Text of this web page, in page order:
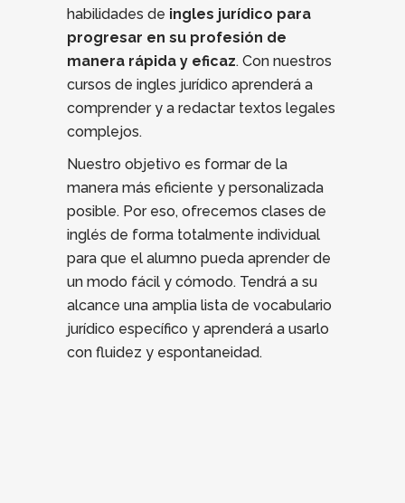
habilidades de ingles jurídico para
progresar en su profesión de
manera rápida y eficaz. Con nuestros
cursos de ingles jurídico aprenderá a
comprender y a redactar textos legales
complejos.
Nuestro objetivo es formar de la
manera más eficiente y personalizada
posible. Por eso, ofrecemos clases de
inglés de forma totalmente individual
para que el alumno pueda aprender de
un modo fácil y cómodo. Tendrá a su
alcance una amplia lista de vocabulario
jurídico específico y aprenderá a usarlo
con fluidez y espontaneidad.